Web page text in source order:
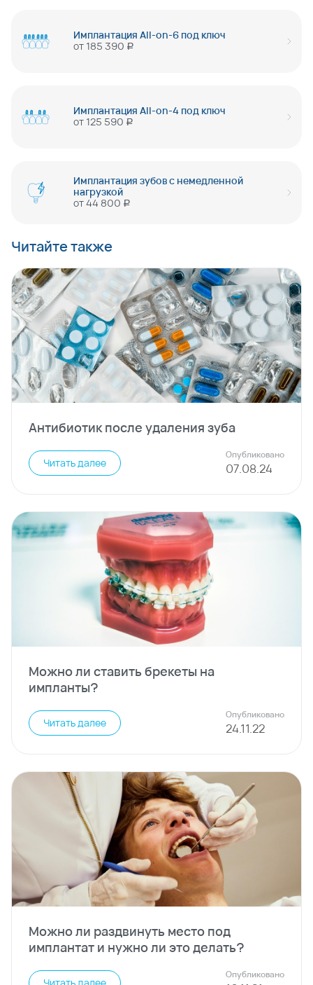
Имплантация All-on-6 под ключ
от 185 390 руб
Имплантация All-on-4 под ключ
от 125 590 руб
Имплантация зубов с немедленной
нагрузкой
от44 800 руб
Читайте также
Антибиотик после удаления зуба
Читать далее
Опубликовано
07.08.24
Можно ли ставить брекеты на
импланты?
Читать далее
Опубликовано
24.11.22
Можно ли раздвинуть место под
имплантат и нужно ли это делать?
Опубликовано